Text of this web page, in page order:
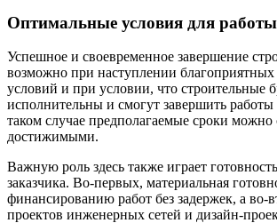
Оптимальные условия для работы
Успешное и своевременное завершение
возможно при наступлении
условий и при условии, что строительные
исполнительны и смогут завершить работы
таком случае предполагаемые сроки можно
достижимыми.
Важную роль здесь также играет
заказчика. Во-первых, материальная
финансированию работ без задержек, а во-
проектов инженерных сетей и дизайн-